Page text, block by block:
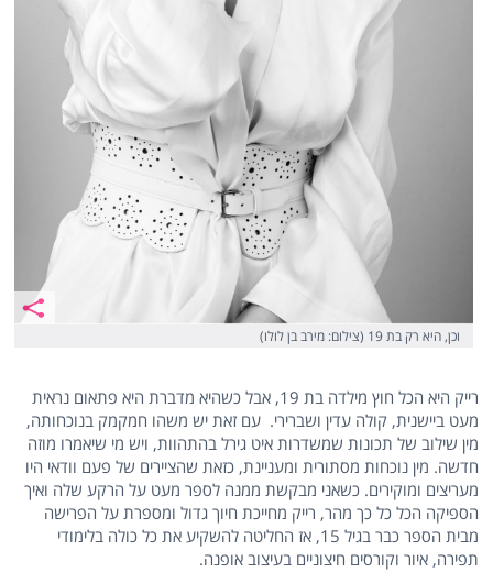
וכן, היא רק בת 19 (צילום: מירב בן לולו)
רייק היא הכל חוץ מילדה בת 19, אבל כשהיא מדברת היא פתאום נראית
מעט ביישנית, קולה עדין ושברירי. עם זאת יש משהו חמקמק בנוכחותה,
מין שילוב של תכונות שמשדרות איט גירל בהתהוות, ויש מי שיאמרו מוזה
חדשה. מין נוכחות מסתורית ומעניינת, כזאת שהציירים של פעם וודאי היו
מעריצים ומוקירים. כשאני מבקשת ממנה לספר מעט על הרקע שלה ואיך
הספיקה הכל כל כך מהר, רייק מחייכת חיוך גדול ומספרת על הפרישה
מבית הספר כבר בגיל 15, אז החליטה להשקיע את כל כולה בלימודי
תפירה, איור וקורסים חיצוניים בעיצוב אופנה.